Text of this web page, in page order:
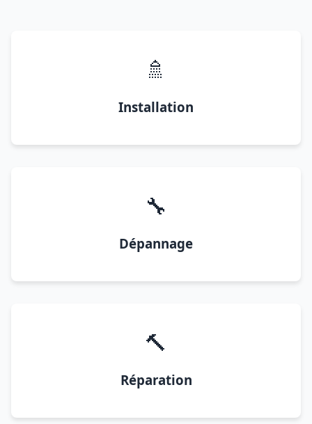
🚿
Installation
🔧
Dépannage
🔨
Réparation